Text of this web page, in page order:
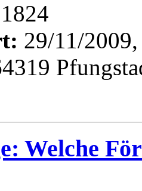
1824
29/11/
Welche